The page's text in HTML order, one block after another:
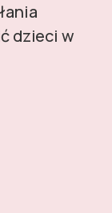
dzieci w